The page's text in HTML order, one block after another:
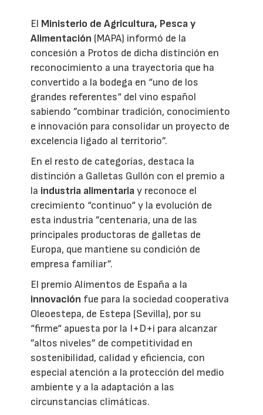
El Ministerio de Agricultura, Pesca y
Alimentación (MAPA) informó de la
concesión a Protos de dicha distinción en
reconocimiento a una trayectoria que ha
convertido a la bodega en “uno de los
grandes referentes“ del vino español
sabiendo ”combinar tradición, conocimiento
e innovación para consolidar un proyecto de
excelencia ligado al territorio”.
En el resto de categorías, destaca la
distinción a Galletas Gullón con el premio a
la industria alimentariay reconoce el
crecimiento “continuo“ y la evolución de
esta industria ”centenaria, una de las
principales productoras de galletas de
Europa, que mantiene su condición de
empresa familiar”.
El premio Alimentos de España a la
innovación fue para la sociedad cooperativa
Oleoestepa, de Estepa (Sevilla), por su
“firme“ apuesta por la I+D+i para alcanzar
”altos niveles” de competitividad en
sostenibilidad, calidad y eficiencia, con
especial atención a la protección del medio
ambiente y a la adaptación a las
circunstancias climáticas.